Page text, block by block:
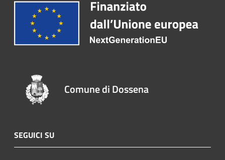
Comune di Dossena
SEGUICI SU